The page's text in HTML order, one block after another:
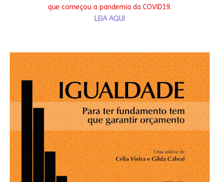
que começou a pandemia da COVID19.
LEIA AQUI